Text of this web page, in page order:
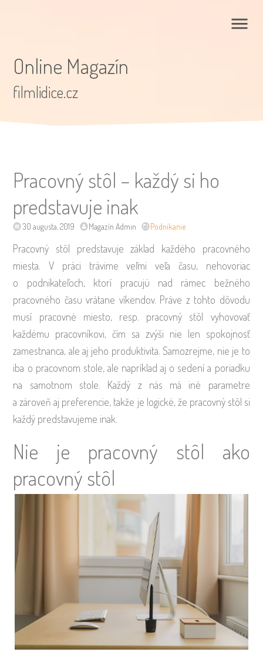
Online Magazín
filmlidice.cz
Pracovný stôl – každý si ho
predstavuje inak
30 augusta, 2019 Magazín Admin Podnikanie
Pracovný stôl predstavuje základ každého pracovného
miesta. V práci trávime veľmi veľa času, nehovoriac
o podnikateľoch, ktorí pracujú nad rámec bežného
pracovného času vrátane víkendov. Práve z tohto dôvodu
musí pracovné miesto, resp. pracovný stôl vyhovovať
každému pracovníkovi, čím sa zvýši nie len spokojnosť
zamestnanca, ale aj jeho produktivita. Samozrejme, nie je to
iba o pracovnom stole, ale napríklad aj o sedení a poriadku
na samotnom stole. Každý z nás má iné parametre
a zároveň aj preferencie, takže je logické, že pracovný stôl si
každý predstavujeme inak.
Nie je pracovný stôl ako
pracovný stôl